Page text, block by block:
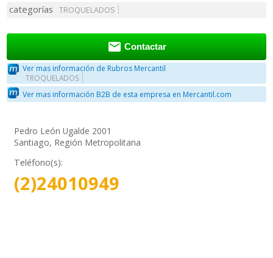
categorías TROQUELADOS
 Contactar
Ver mas información de Rubros Mercantil
TROQUELADOS
Ver mas información B2B de esta empresa en Mercantil.com
Pedro León Ugalde 2001
Santiago, Región Metropolitana
Teléfono(s):
(2)24010949